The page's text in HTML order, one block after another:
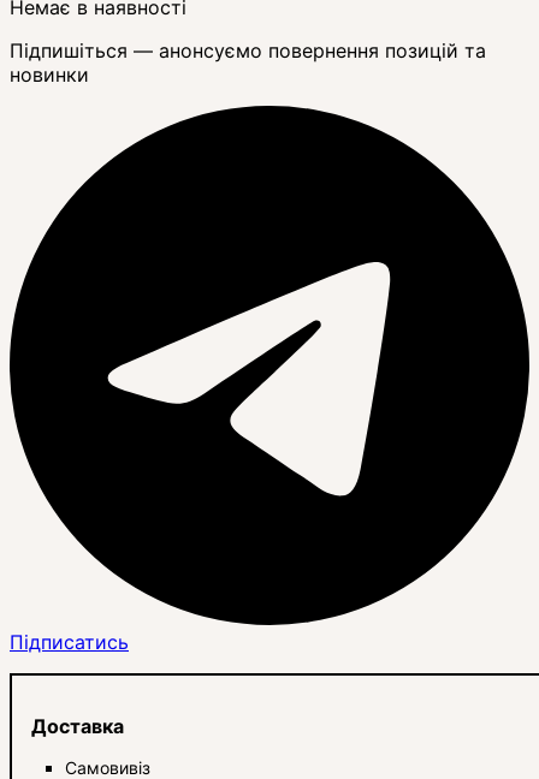
Немає в наявності
Підпишіться — анонсуємо повернення позицій та
новинки
Підписатись
Доставка
Самовивіз